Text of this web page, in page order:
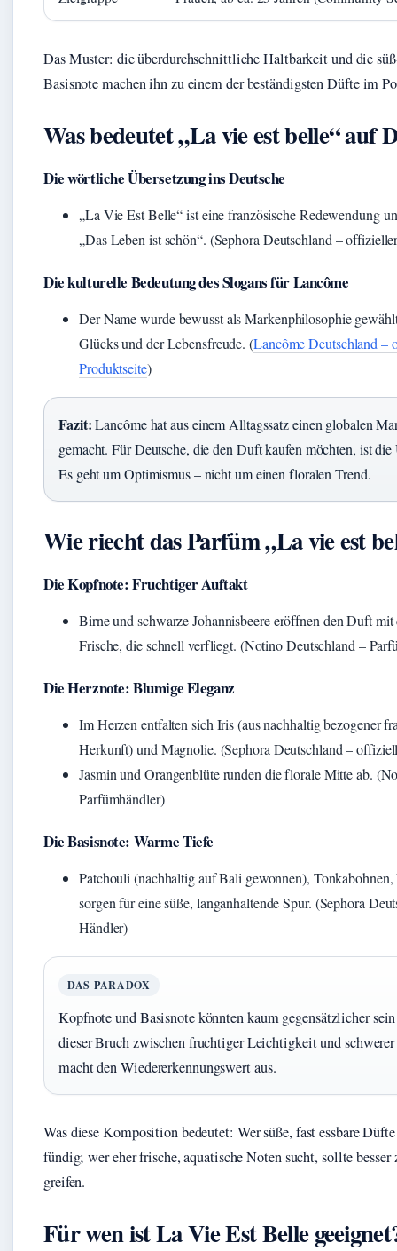
Das Muster: die überdurchschnittliche Haltbarkeit und die
Basisnote machen ihn zu einem der beständigsten Düfte im
Was bedeutet „La vie est belle“ auf
Die wörtliche Übersetzung ins Deutsche
„La Vie Est Belle“ ist eine französische Redewendung
„Das Leben ist schön“. (Sephora Deutschland –
Die kulturelle Bedeutung des Slogans für Lancôme
Der Name wurde bewusst als Markenphilosophie
Glücks und der Lebensfreude. (Lancôme Deutschland –
Produktseite)
Fazit:Lancôme hat aus einem Alltagssatz einen globalen
gemacht. Für Deutsche, die den Duft kaufen möchten, ist
Es geht um Optimismus – nicht um einen floralen Trend.
Wie riecht das Parfüm „La vie est
Die Kopfnote: Fruchtiger Auftakt
Birne und schwarze Johannisbeere eröffnen den Duft
Frische, die schnell verfliegt. (Notino Deutschland –
Die Herznote: Blumige Eleganz
Im Herzen entfalten sich Iris (aus nachhaltig bezogener
Herkunft) und Magnolie. (Sephora Deutschland –
Jasmin und Orangenblüte runden die florale Mitte ab.
Parfümhändler)
Die Basisnote: Warme Tiefe
Patchouli (nachhaltig auf Bali gewonnen),
sorgen für eine süße, langanhaltende Spur. (Sephora
Händler)
DAS PARADOX
Kopfnote und Basisnote könnten kaum gegensätzlicher
dieser Bruch zwischen fruchtiger Leichtigkeit und
macht den Wiedererkennungswert aus.
Was diese Komposition bedeutet: Wer süße, fast essbare
fündig; wer eher frische, aquatische Noten sucht, sollte
greifen.
Für wen ist La Vie Est Belle